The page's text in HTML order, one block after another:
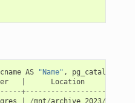
AS "Name" , pg_catalog
Location
+--------------------
/mnt/archive_2023/